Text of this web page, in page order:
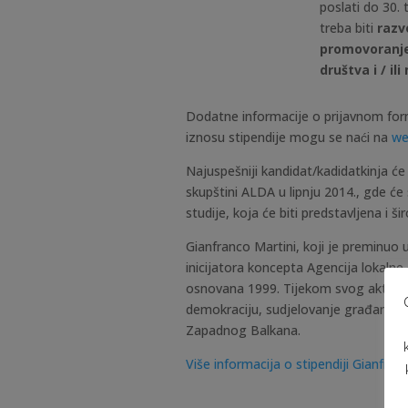
poslati do 30.
treba biti
društva i / ili
Dodatne informacije o prijavnom
iznosu stipendije mogu se naći na
Najuspešniji kandidat/kadidatkinja
skupštini ALDA u lipnju 2014., gde
studije, koja će biti predstavljena i
Gianfranco Martini, koji je preminuo
inicijatora koncepta Agencija
osnovana 1999. Tijekom svog
demokraciju, sudjelovanje građana
Zapadnog Balkana.
Više informacija o stipendiji